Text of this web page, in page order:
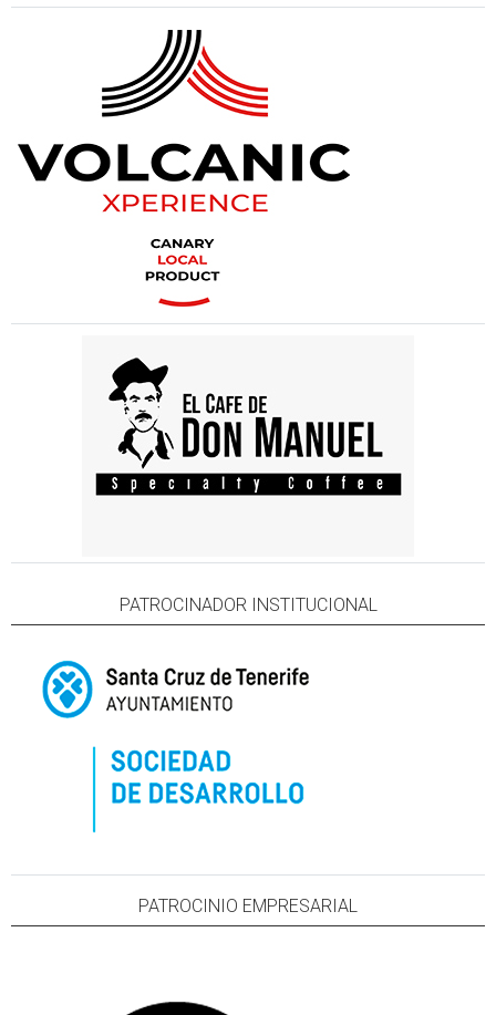
PATROCINADOR INSTITUCIONAL
PATROCINIO EMPRESARIAL